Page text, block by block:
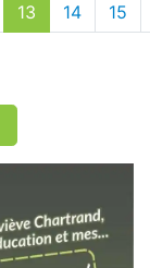
13 14 15